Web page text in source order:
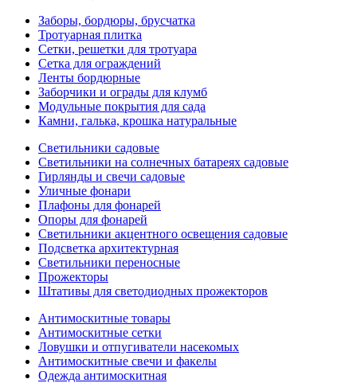
Заборы, бордюры, брусчатка
Тротуарная плитка
Сетки, решетки для тротуара
Сетка для ограждений
Ленты бордюрные
Заборчики и ограды для клумб
Модульные покрытия для сада
Камни, галька, крошка натуральные
Светильники садовые
Светильники на солнечных батареях садовые
Гирлянды и свечи садовые
Уличные фонари
Плафоны для фонарей
Опоры для фонарей
Светильники акцентного освещения садовые
Подсветка архитектурная
Светильники переносные
Прожекторы
Штативы для светодиодных прожекторов
Антимоскитные товары
Антимоскитные сетки
Ловушки и отпугиватели насекомых
Антимоскитные свечи и факелы
Одежда антимоскитная